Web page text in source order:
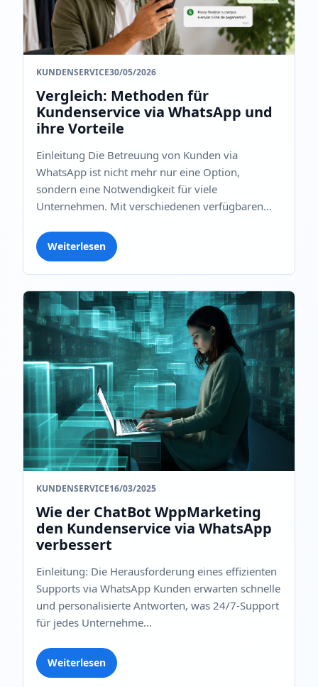
KUNDENSERVICE30/05/2026
Vergleich: Methoden für
Kundenservice via WhatsApp und
ihre Vorteile
Einleitung Die Betreuung von Kunden via
WhatsApp ist nicht mehr nur eine Option,
sondern eine Notwendigkeit für viele
Unternehmen. Mit verschiedenen verfügbaren
Weiterlesen
KUNDENSERVICE16/03/2025
Wie der ChatBot WppMarketing
den Kundenservice via WhatsApp
verbessert
Einleitung: Die Herausforderung eines effizienten
Supports via WhatsApp Kunden erwarten schnelle
und personalisierte Antworten, was 24/7-Support
für jedes Unternehme...
Weiterlesen